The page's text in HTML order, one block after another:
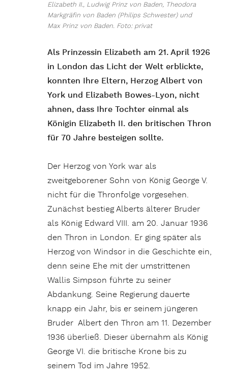
Elizabeth II., Ludwig Prinz von Baden, Theodora
Markgräfin von Baden (Philips Schwester) und
Max Prinz von Baden. Foto: privat
Als Prinzessin Elizabeth am 21. April 1926
in London das Licht der Welt erblickte,
konnten Ihre Eltern, Herzog Albert von
York und Elizabeth Bowes-Lyon, nicht
ahnen, dass Ihre Tochter einmal als
Königin Elizabeth II. den britischen Thron
für 70 Jahre besteigen sollte.
Der Herzog von York war als
zweitgeborener Sohn von König George V.
nicht für die Thronfolge vorgesehen.
Zunächst bestieg Alberts älterer Bruder
als König Edward VIII. am 20. Januar 1936
den Thron in London. Er ging später als
Herzog von Windsor in die Geschichte ein,
denn seine Ehe mit der umstrittenen
Wallis Simpson führte zu seiner
Abdankung. Seine Regierung dauerte
knapp ein Jahr, bis er seinem jüngeren
Bruder Albert den Thron am 11. Dezember
1936 überließ. Dieser übernahm als König
George VI. die britische Krone bis zu
seinem Tod im Jahre 1952.